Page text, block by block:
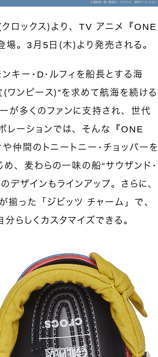
ロックス）より、TV アニメ『ONE
。3月5日（木）より発売される。
ー・D・ルフィを船長とする海
ワンピース）”を求めて航海を続ける
が多くのファンに支持され、世代
レーションでは、そんな『ONE
仲間のトニートニー・チョッパーを
、麦わらの一味の船“サウザンド・
デザインもラインアップ。さらに、
揃った「ジビッツ チャーム」で、
らしくカスタマイズできる。